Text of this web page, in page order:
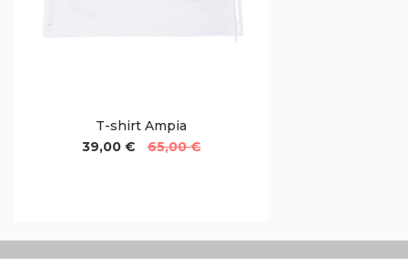
T-shirt Ampia
39,00 €
65,00 €